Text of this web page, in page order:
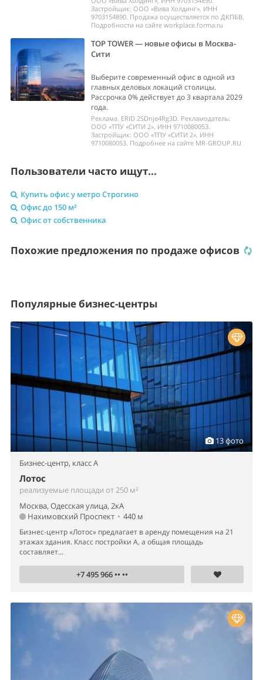
Застройщик: ООО «Вива Холдинг», ИНН
9703154890. Продажа осуществляется по ДКПБВ.
Подробности на сайте workplace.forma.ru
TOP TOWER — новые офисы в Москва-
Сити
Выберите современный офис в одной из
главных деловых локаций столицы.
Рассрочка 0% действует до 3 квартала 2029
года.
Реклама. ERID 2SDnje4Rg3D. Рекламодатель:
ООО «ТПУ «СИТИ 2», ИНН 9710080053.
Застройщик: ООО «ТПУ «СИТИ 2», ИНН
9710080053. Подробнее на сайте MR-GROUP.RU
Пользователи часто ищут...
Купить офис у метро Строгино
Офис до 150 м²
Офис от собственника
Похожие предложения по продаже офисов
Популярные бизнес-центры
13 фото
Бизнес-центр, класс A
Лотос
реализуемые площади от 250 м²
Москва, Одесская улица, 2кА
Нахимовский Проспект • 440 м
Бизнес-центр «Лотос» предлагает в аренду помещения на 21
этажах здания. Класс постройки А, а общая площадь
составляет...
+7 495 966 •• ••